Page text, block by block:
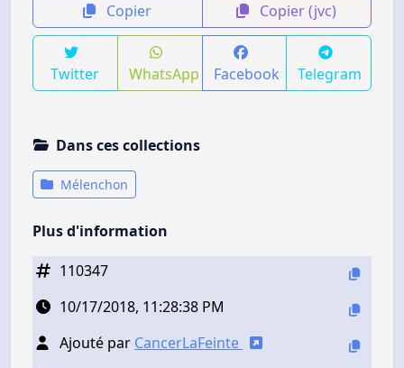
Copier Copier (jvc)
Twitter WhatsApp Facebook Telegram
Dans ces collections
Mélenchon
Plus d'information
110347
10/17/2018, 11:28:38 PM
Ajouté par CancerLaFeinte